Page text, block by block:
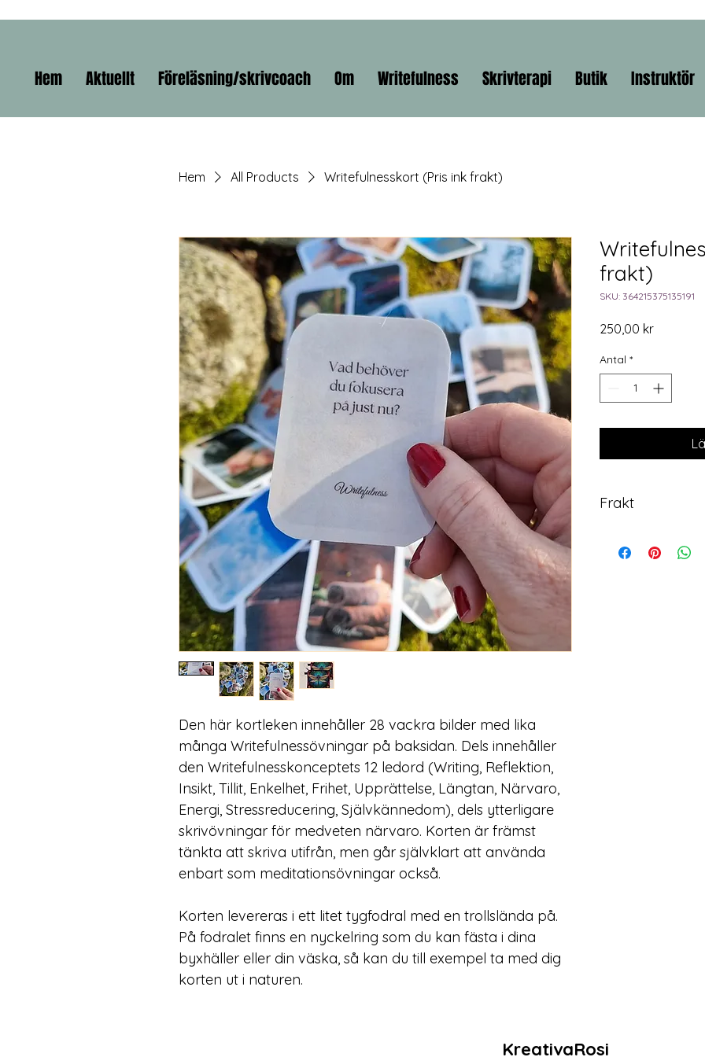
Hem Aktuellt Föreläsning/skrivcoach Om Writefulness Skrivterapi Butik Instruktör
Hem All Products Writefulnesskort (Pris ink frakt)
Den här kortleken innehåller 28 vackra bilder med lika
många Writefulnessövningar på baksidan. Dels innehåller
den Writefulnesskonceptets 12 ledord (Writing, Reflektion,
Insikt, Tillit, Enkelhet, Frihet, Upprättelse, Längtan, Närvaro,
Energi, Stressreducering, Självkännedom), dels ytterligare
skrivövningar för medveten närvaro. Korten är främst
tänkta att skriva utifrån, men går självklart att använda
enbart som meditationsövningar också.
Korten levereras i ett litet tygfodral med en trollslända på.
På fodralet finns en nyckelring som du kan fästa i dina
byxhäller eller din väska, så kan du till exempel ta med dig
korten ut i naturen.
frakt)
SKU: 364215375135191
250,00 krPris
Antal *
Frakt
KreativaRosi